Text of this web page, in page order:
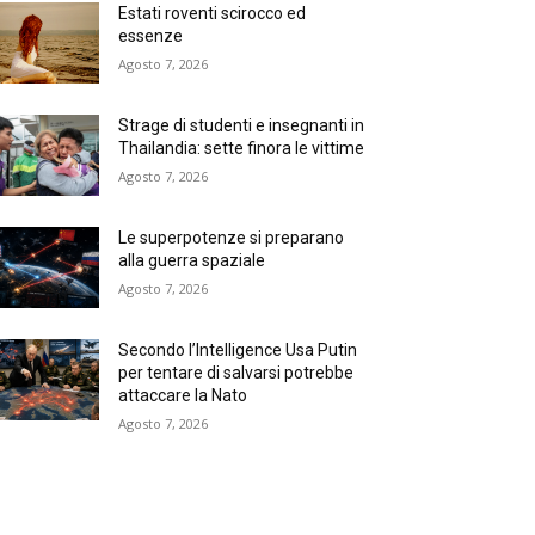
Estati roventi scirocco ed
essenze
Agosto 7, 2026
Strage di studenti e insegnanti in
Thailandia: sette finora le vittime
Agosto 7, 2026
Le superpotenze si preparano
alla guerra spaziale
Agosto 7, 2026
Secondo l’Intelligence Usa Putin
per tentare di salvarsi potrebbe
attaccare la Nato
Agosto 7, 2026